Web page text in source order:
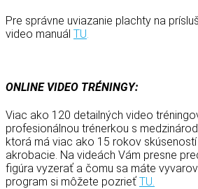
Pre správne uviazanie plachty na
video manuál TU.
ONLINE VIDEO TRÉNINGY:
Viac ako 120 detailných video
profesionálnou trénerkou s
ktorá má viac ako 15 rokov
akrobacie. Na videách Vám presne
figúra vyzerať a čomu sa máte
program si môžete pozrieť TU.